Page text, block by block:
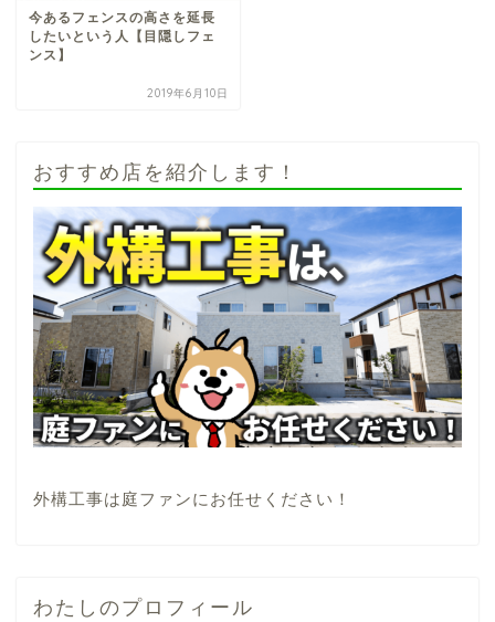
今あるフェンスの高さを延長
したいという人【目隠しフェ
ンス】
2019年6月10日
おすすめ店を紹介します！
外構工事は庭ファンにお任せください！
わたしのプロフィール